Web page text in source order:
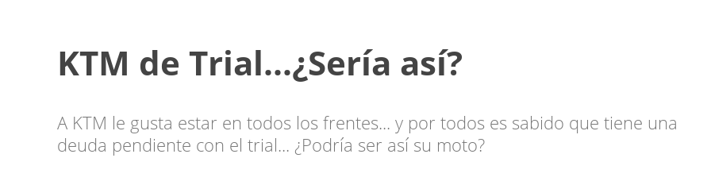
KTM de Trial...¿Sería así?
A KTM le gusta estar en todos los frentes... y por todos es sabido que tiene una
deuda pendiente con el trial... ¿Podría ser así su moto?